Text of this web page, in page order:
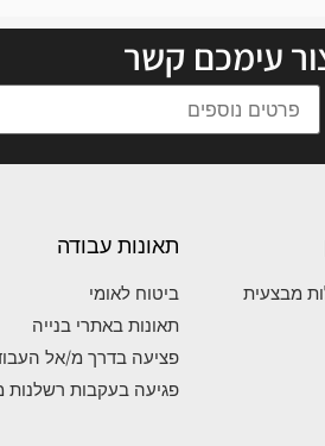
עימכם קשר
מבצעית
תאונות עבודה
ביטוח לאומי
תאונות באתרי בנייה
פציעה בדרך מ/אל
פגיעה בעקבות רשלנות